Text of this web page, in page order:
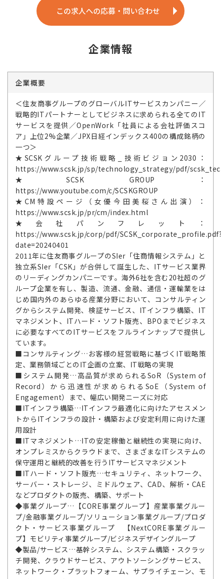
この求人への応募・問い合わせ
企業情報
企業概要
＜住友商事グループのグローバルITサービスカンパニー／
戦略的ITパートナーとしてビジネスに求められる全てのIT
サービスを提供／OpenWork「社員による会社評価スコ
ア」上位2%企業／JPX日経インデックス400の構成銘柄の
一つ＞
★SCSKグループ技術戦略_技術ビジョン2030：
https://www.scsk.jp/sp/technology_strategy/pdf/
★SCSK GROUP：
https://www.youtube.com/c/SCSKGROUP
★CM特設ページ（女優今田美桜さん出演）：
https://www.scsk.jp/pr/cm/index.html
★会社パンフレット：
https://www.scsk.jp/corp/pdf/
date=20240401
2011年に住友商事グループのSIer「住商情報システム」と
独立系SIer「CSK」が合併して誕生した、ITサービス業界
のリーディングカンパニーです。海外6社を含む20社超のグ
ループ企業を有し、製造、流通、金融、通信・運輸業をは
じめ国内外のあらゆる産業分野において、コンサルティン
グからシステム開発、検証サービス、ITインフラ構築、IT
マネジメント、ITハード・ソフト販売、BPOまでビジネス
に必要なすべてのITサービスをフルラインナップで提供し
ています。
■コンサルティング…お客様の経営戦略に基づくIT戦略策
定、業務領域ごとのIT企画の立案、IT戦略の実現
■システム開発…高品質が求められるSoR（System of
Record）から迅速性が求められるSoE（System of
Engagement）まで、幅広い開発ニーズに対応
■ITインフラ構築…ITインフラ最適化に向けたアセスメン
トからITインフラの設計・構築および安定利用に向けた運
用設計
■ITマネジメント…ITの安定稼働と継続性の実現に向け、
オンプレミスからクラウドまで、さまざまなITシステムの
保守運用と継続的改善を行うITサービスマネジメント
■ITハード・ソフト販売…セキュリティ、ネットワーク、
サーバー・ストレージ、ミドルウェア、CAD、解析・CAE
などプロダクトの販売、構築、サポート
◆事業グループ…【CORE事業グループ】産業事業グルー
プ/金融事業グループ/ソリューション事業グループ/プロダ
クト・サービス事業グループ 【NextCORE事業グルー
プ】モビリティ事業グループ/ビジネスデザイングループ
◆製品/サービス…基幹システム、システム構築・スクラッ
チ開発、クラウドサービス、アウトソーシングサービス、
ネットワーク・プラットフォーム、サプライチェーン、モ